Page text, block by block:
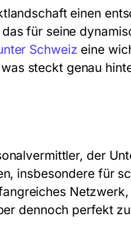
einen
für seine
Schweiz eine
steckt genau
der
insbesondere für
dennoch perfekt